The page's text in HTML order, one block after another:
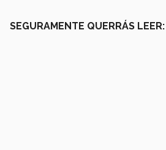
SEGURAMENTE QUERRÁS LEER: